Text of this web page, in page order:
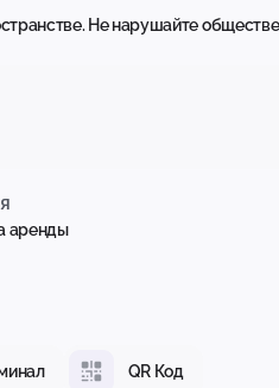
Не нарушайте
аренды
QR Код